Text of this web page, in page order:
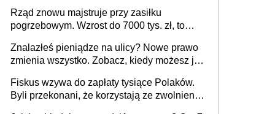
Rząd znowu majstruje przy zasiłku
pogrzebowym. Wzrost do 7000 tys. zł, to
Znalazłeś pieniądze na ulicy? Nowe prawo
zmienia wszystko. Zobacz, kiedy możesz je
Fiskus wzywa do zapłaty tysiące Polaków.
Byli przekonani, że korzystają ze zwolnienia